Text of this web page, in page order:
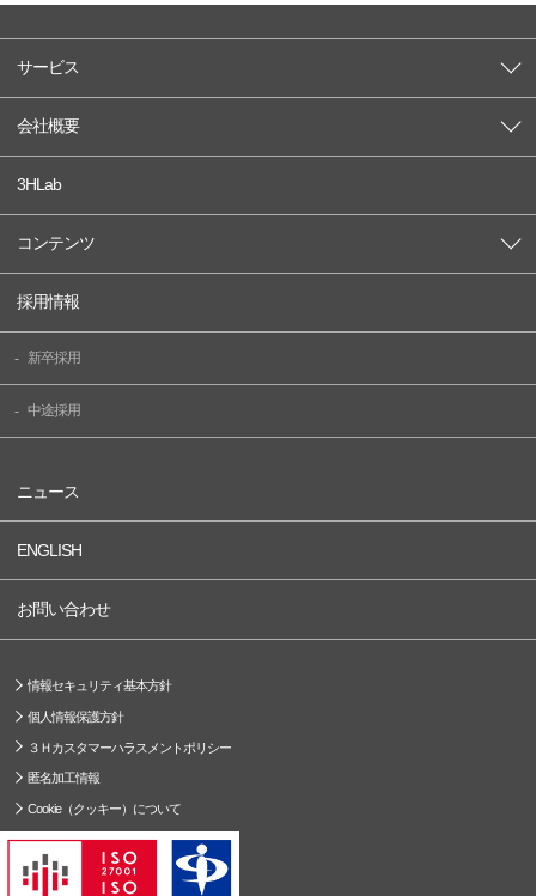
サービス
会社概要
3HLab
コンテンツ
採用情報
新卒採用
中途採用
ニュース
ENGLISH
お問い合わせ
情報セキュリティ基本方針
個人情報保護方針
３Ｈカスタマーハラスメントポリシー
匿名加工情報
Cookie（クッキー）について